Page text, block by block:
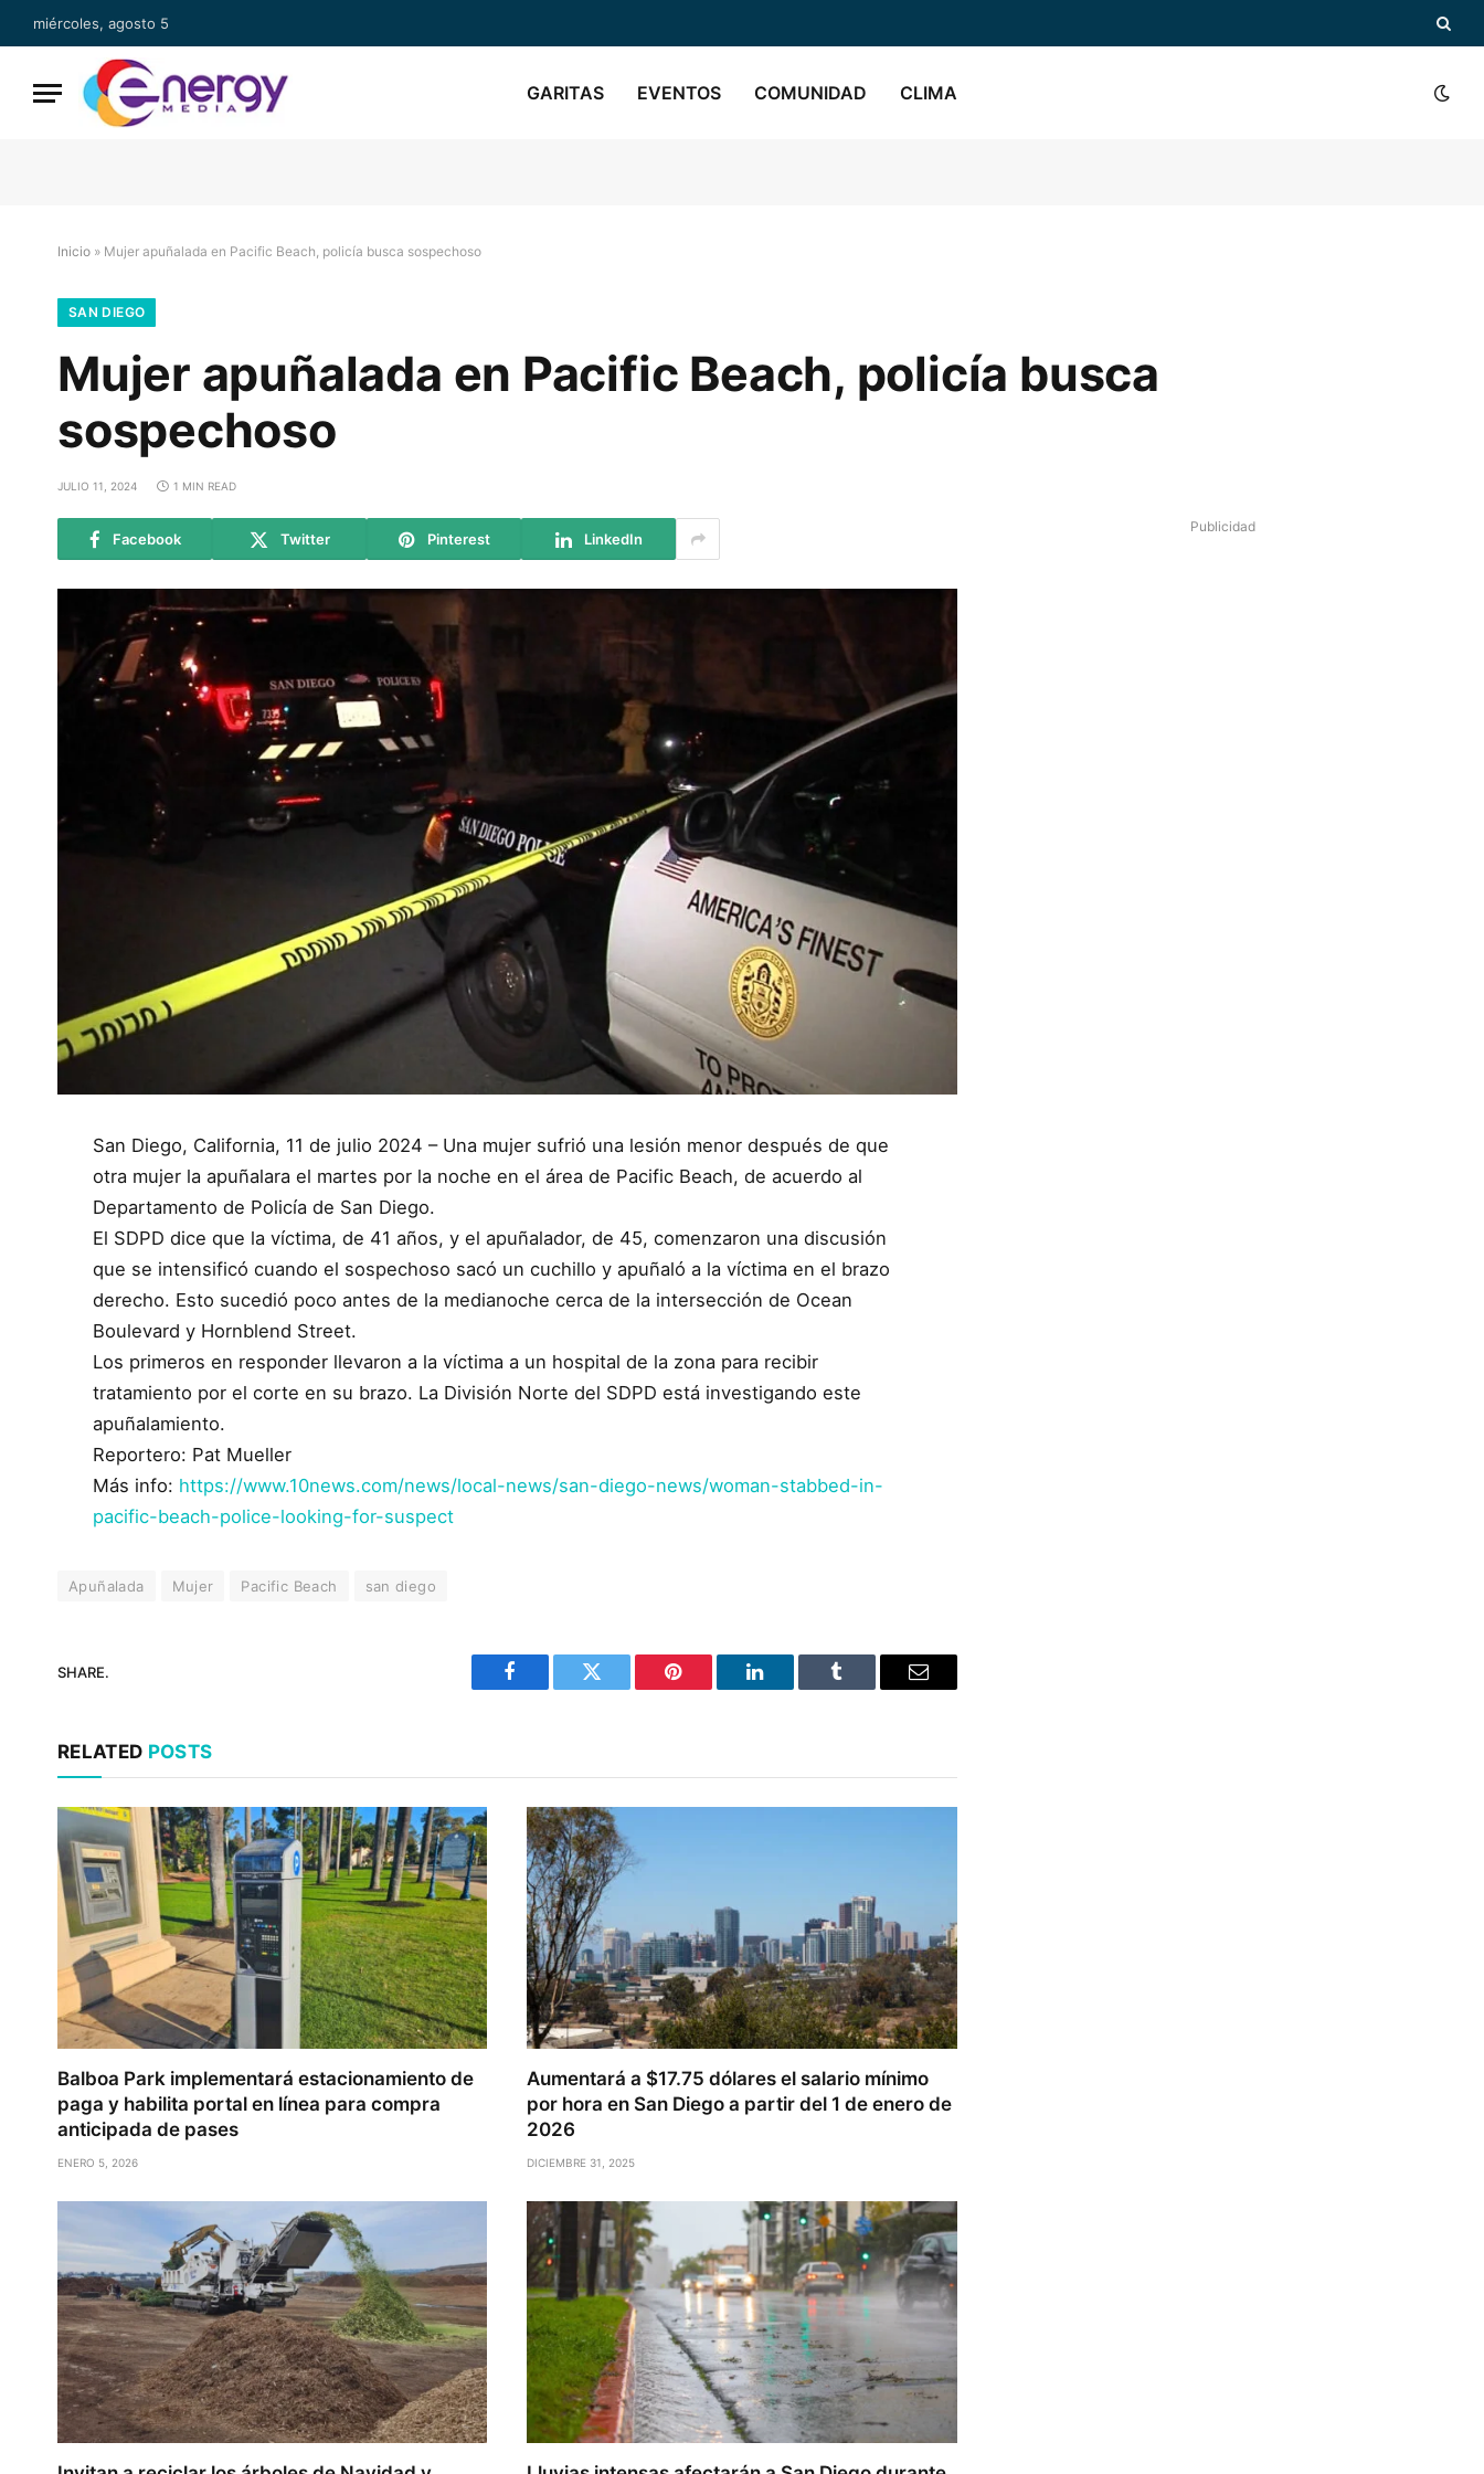
miércoles, agosto 5
GARITAS EVENTOS COMUNIDAD CLIMA
Inicio » Mujer apuñalada en Pacific Beach, policía busca sospechoso
SAN DIEGO
Mujer apuñalada en Pacific Beach, policía busca
sospechoso
JULIO 11, 2024 1 MIN READ
Facebook Twitter Pinterest LinkedIn
San Diego, California, 11 de julio 2024 – Una mujer sufrió una lesión menor después de que
otra mujer la apuñalara el martes por la noche en el área de Pacific Beach, de acuerdo al
Departamento de Policía de San Diego.
El SDPD dice que la víctima, de 41 años, y el apuñalador, de 45, comenzaron una discusión
que se intensificó cuando el sospechoso sacó un cuchillo y apuñaló a la víctima en el brazo
derecho. Esto sucedió poco antes de la medianoche cerca de la intersección de Ocean
Boulevard y Hornblend Street.
Los primeros en responder llevaron a la víctima a un hospital de la zona para recibir
tratamiento por el corte en su brazo. La División Norte del SDPD está investigando este
apuñalamiento.
Reportero: Pat Mueller
Más info: https://www.10news.com/news/local-news/san-diego-news/woman-stabbed-in-
pacific-beach-police-looking-for-suspect
Apuñalada Mujer Pacific Beach san diego
SHARE.
Facebook Twitter Pinterest LinkedIn Tumblr Email
RELATED POSTS
Balboa Park implementará estacionamiento de
paga y habilita portal en línea para compra
anticipada de pases
ENERO 5, 2026
Aumentará a $17.75 dólares el salario mínimo
por hora en San Diego a partir del 1 de enero de
2026
DICIEMBRE 31, 2025
Publicidad